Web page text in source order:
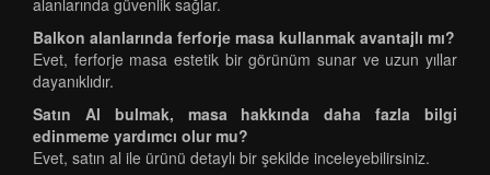
alanlarında güvenlik sağlar.
Balkon alanlarında ferforje masa kullanmak avantajlı mı?
Evet, ferforje masa estetik bir görünüm sunar ve uzun yıllar
dayanıklıdır.
Satın Al bulmak, masa hakkında daha fazla bilgi
edinmeme yardımcı olur mu?
Evet, satın al ile ürünü detaylı bir şekilde inceleyebilirsiniz.